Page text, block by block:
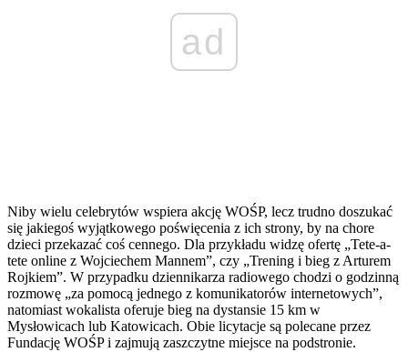
ad
Niby wielu celebrytów wspiera akcję WOŚP, lecz trudno doszukać
się jakiegoś wyjątkowego poświęcenia z ich strony, by na chore
dzieci przekazać coś cennego. Dla przykładu widzę ofertę „Tete-a-
tete online z Wojciechem Mannem”, czy „Trening i bieg z Arturem
Rojkiem”. W przypadku dziennikarza radiowego chodzi o godzinną
rozmowę „za pomocą jednego z komunikatorów internetowych”,
natomiast wokalista oferuje bieg na dystansie 15 km w
Mysłowicach lub Katowicach. Obie licytacje są polecane przez
Fundację WOŚP i zajmują zaszczytne miejsce na podstronie.